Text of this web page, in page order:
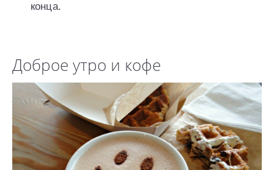
конца.
Доброе утро и кофе